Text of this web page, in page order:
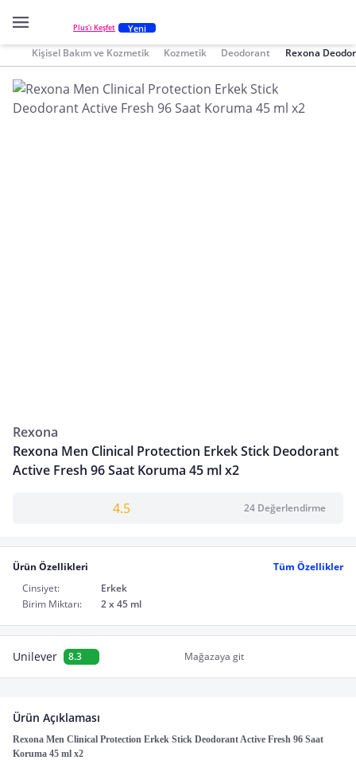
Plus'ı Keşfet Yeni
Kişisel Bakım ve Kozmetik Kozmetik Deodorant Rexona
Rexona
Rexona Men Clinical Protection Erkek Stick Deodorant
Active Fresh 96 Saat Koruma 45 ml x2
4.5 24 Değerlendirme
Ürün Özellikleri
Tüm Özellikler
Cinsiyet:
Erkek
Birim Miktarı:
2 x 45 ml
Unilever 8.3 Mağazaya git
Ürün Açıklaması
Rexona Men Clinical Protection Erkek Stick Deodorant Active Fresh 96 Saat
Koruma 45 ml x2